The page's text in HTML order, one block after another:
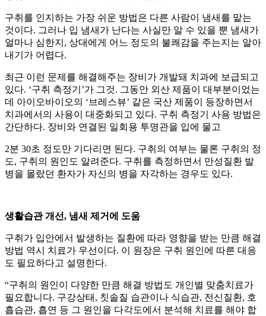
구취를 인지하는 가장 쉬운 방법은 다른 사람이 냄새를 맡는
것이다. 그러나 입 냄새가 난다는 사실만 알 수 있을 뿐 냄새가
얼마나 심한지, 상대에게 어느 정도의 불쾌감을 주는지는 알아
내기가 어렵다.
최근 이런 문제를 해결해주는 장비가 개발돼 치과에 보급되고
있다. ‘구취 측정기’가 그것. 그동안 외산 제품이 대부분이었는
데 아이오바이오의 ‘브레스뷰’ 같은 국산 제품이 등장하면서
치과에서의 사용이 대중화되고 있다. 구취 측정기 사용 방법은
간단하다. 장비와 연결된 일회용 투명관을 입에 물고
2분 30초 정도만 기다리면 된다. 구취의 여부는 물론 구취의 정
도, 구취의 원인도 알려준다. 구취를 측정하면서 만성질환 발
병을 몰랐던 환자가 자신의 병을 자각하는 경우도 있다.
생활습관 개선, 냄새 제거에 도움
구취가 입안에서 발생하는 질환에 따라 영향을 받는 만큼 해결
방법 역시 치료가 우선이다. 이 원장은 구취 원인에 따른 대응
도 필요하다고 설명한다.
“구취의 원인이 다양한 만큼 해결 방법도 개인별 맞춤치료가
필요합니다. 구강상태, 칫솔질 습관이나 식습관, 전신질환, 호
흡습관, 흡연 등 그 원인을 다각도에서 분석해 치료를 해야 합